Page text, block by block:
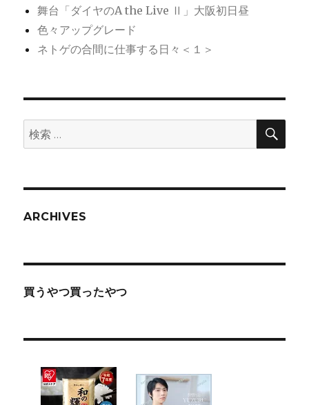
舞台「ダイヤのA the Live Ⅱ」大阪初日昼
色々アップグレード
ネトゲの合間に仕事する日々＜１＞
検
索:
検
ARCHIVES
買うやつ買ったやつ